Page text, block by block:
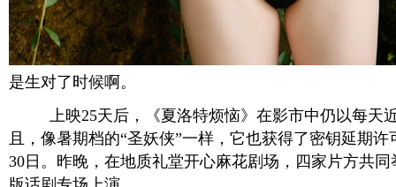
是生对了时候啊。
上映25天后，《夏洛特烦恼》在影市中仍以每天
且，像暑期档的“圣妖侠”一样，它也获得了密钥延期
30日。昨晚，在地质礼堂开心麻花剧场，四家片方共同